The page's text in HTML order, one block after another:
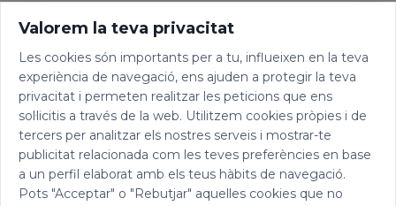
Valorem la teva privacitat
Les cookies són importants per a tu, influeixen en la teva
experiència de navegació, ens ajuden a protegir la teva
privacitat i permeten realitzar les peticions que ens
sol·licitis a través de la web. Utilitzem cookies pròpies i de
tercers per analitzar els nostres serveis i mostrar-te
publicitat relacionada com les teves preferències en base
a un perfil elaborat amb els teus hàbits de navegació.
Pots "Acceptar" o "Rebutjar" aquelles cookies que no